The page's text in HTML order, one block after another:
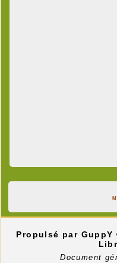
Propulsé par GuppY
Document